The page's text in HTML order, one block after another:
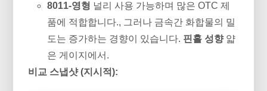
8011-영형 널리 사용 가능하며 많은 OTC 제
품에 적합합니다., 그러나 금속간 화합물의 밀
도는 증가하는 경향이 있습니다. 핀홀 성향얇
은 게이지에서.
비교 스냅샷 (지시적):